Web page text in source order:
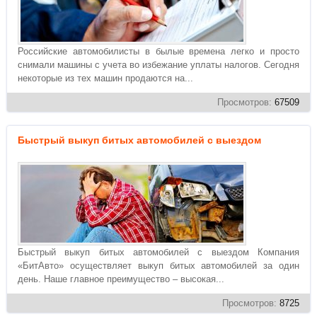
Российские автомобилисты в былые времена легко и просто
снимали машины с учета во избежание уплаты налогов. Сегодня
некоторые из тех машин продаются на...
Просмотров: 67509
Быстрый выкуп битых автомобилей с выездом
Быстрый выкуп битых автомобилей с выездом Компания
«БитАвто» осуществляет выкуп битых автомобилей за один
день. Наше главное преимущество – высокая...
Просмотров: 8725